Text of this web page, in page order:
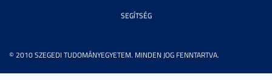
© 2010 SZEGEDI TUDOMÁNYEGYETEM. MINDEN JOG FENNTARTVA.
SEGÍTSÉG